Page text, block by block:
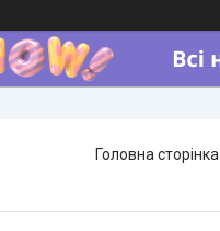
Головна сторінка